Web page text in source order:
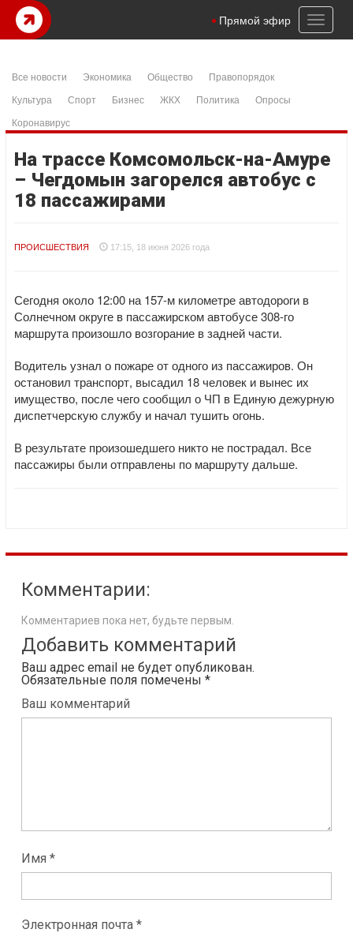
Toggle
Прямой эфир
Все новости Экономика Общество
Правопорядок
Культура
Спорт Бизнес ЖКХ Политика
Опросы
Коронавирус
На трассе Комсомольск-на-Амуре
– Чегдомын загорелся автобус с
18 пассажирами
ПРОИСШЕСТВИЯ 17:15, 18 июня 2026 года
Сегодня около 12:00 на 157‑м километре автодороги в
Солнечном округе в пассажирском автобусе 308‑го
маршрута произошло возгорание в задней части.
Водитель узнал о пожаре от одного из пассажиров. Он
остановил транспорт, высадил 18 человек и вынес их
имущество, после чего сообщил о ЧП в Единую дежурную
диспетчерскую службу и начал тушить огонь.
В результате произошедшего никто не пострадал. Все
пассажиры были отправлены по маршруту дальше.
Комментарии:
Комментариев пока нет, будьте первым.
Добавить комментарий
Ваш адрес email не будет опубликован.
Обязательные поля помечены *
Ваш комментарий
Имя *
Электронная почта *